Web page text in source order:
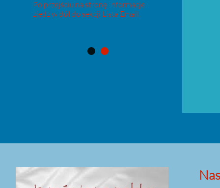
Po przejściu na stronę Informacje
zjedź w dół do sekcji Lista Email.